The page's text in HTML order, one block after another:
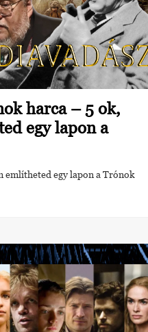
harca – 5 ok,
egy lapon a
említheted egy lapon a Trónok